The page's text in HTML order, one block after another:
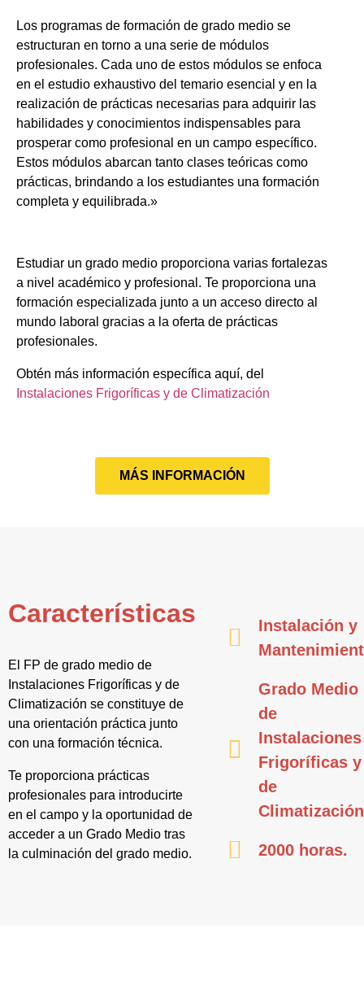
Los programas de formación de grado medio se
estructuran en torno a una serie de módulos
profesionales. Cada uno de estos módulos se enfoca
en el estudio exhaustivo del temario esencial y en la
realización de prácticas necesarias para adquirir las
habilidades y conocimientos indispensables para
prosperar como profesional en un campo específico.
Estos módulos abarcan tanto clases teóricas como
prácticas, brindando a los estudiantes una formación
completa y equilibrada.»
Estudiar un grado medio proporciona varias fortalezas
a nivel académico y profesional. Te proporciona una
formación especializada junto a un acceso directo al
mundo laboral gracias a la oferta de prácticas
profesionales.
Obtén más información específica aquí, del
Instalaciones Frigoríficas y de Climatización
MÁS INFORMACIÓN
Características
El FP de grado medio de
Instalaciones Frigoríficas y de
Climatización se constituye de
una orientación práctica junto
con una formación técnica.
Te proporciona prácticas
profesionales para introducirte
en el campo y la oportunidad de
acceder a un Grado Medio tras
la culminación del grado medio.
Instalación y
Grado Medio
de
Instalaciones
Frigoríficas y
de
Climatización
2000 horas.